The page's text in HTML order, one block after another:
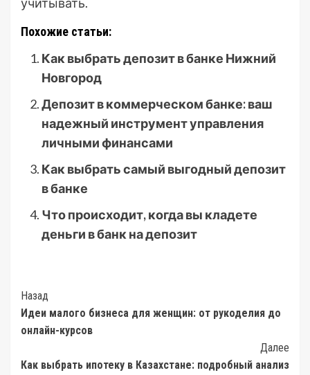
Похожие статьи:
Как выбрать депозит в банке Нижний
Новгород
Депозит в коммерческом банке: ваш
надежный инструмент управления
личными финансами
Как выбрать самый выгодный депозит
в банке
Что происходит, когда вы кладете
деньги в банк на депозит
Post
Navigation
Назад
Идеи малого бизнеса для женщин: от рукоделия до
онлайн-курсов
Далее
Как выбрать ипотеку в Казахстане: подробный анализ